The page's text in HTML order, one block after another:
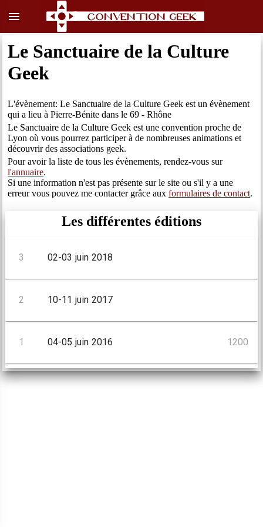
menu
Le Sanctuaire de la Culture
Geek
L'évènement: Le Sanctuaire de la Culture Geek est un évènement
qui a lieu à Pierre-Bénite dans le 69 - Rhône
Le Sanctuaire de la Culture Geek est une convention proche de
Lyon où vous pourrez participer à de nombreuses animations et
découvrir des associations geek.
Pour avoir la liste de tous les évènements, rendez-vous sur
l'annuaire.
Si une information n'est pas présente sur le site ou s'il y a une
erreur vous pouvez me contacter grâce auxformulaires de contact.
Les différentes éditions
3 02-03 juin 2018
2 10-11 juin 2017
1 04-05 juin 2016 1200